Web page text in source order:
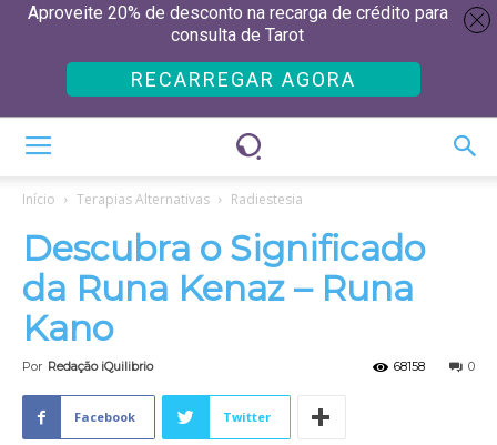
Início Terapias Alternativas Radiestesia
Descubra o Significado
da Runa Kenaz – Runa
Kano
Por Redação iQuilibrio 0
68158
Facebook Twitter
Aproveite 20% de desconto na recarga de crédito para
consulta de Tarot
RECARREGAR AGORA